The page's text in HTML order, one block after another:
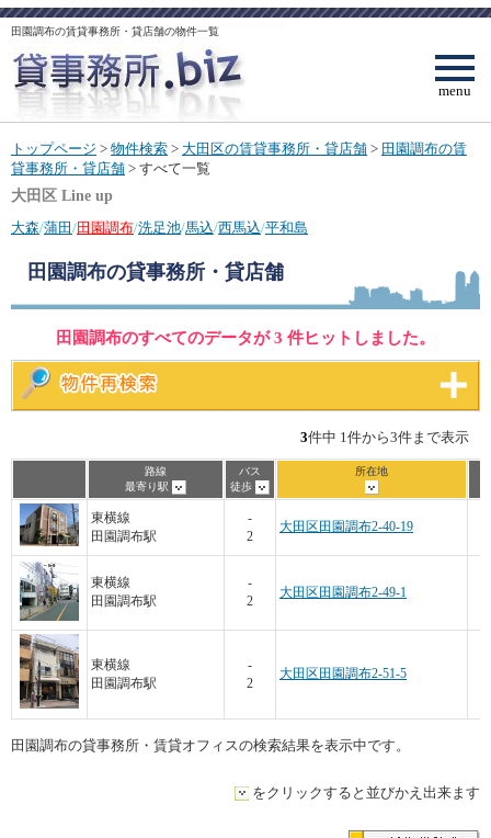
田園調布の賃貸事務所・貸店舗の物件一覧
menu
トップページ > 物件検索 > 大田区の賃貸事務所・貸店舗 > 田園調布の賃
貸事務所・貸店舗 > すべて一覧
大田区 Line up
大森/蒲田 /田園調布/洗足池/馬込/西馬込/平和島
田園調布の貸事務所・貸店舗
田園調布のすべてのデータが 3 件ヒットしました。
3件中 1件から3件まで表示
をクリックすると並びかえ出来ます
路線
最寄り駅
バス
徒歩
所在地
東横線
田園調布駅
-
2
大田区田園調布2-40-19
東横線
田園調布駅
-
2
大田区田園調布2-49-1
東横線
田園調布駅
-
2
大田区田園調布2-51-5
田園調布の貸事務所・賃貸オフィスの検索結果を表示中です。